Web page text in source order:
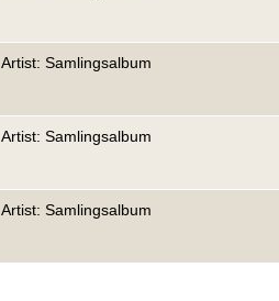
Artist: Samlingsalbum
Artist: Samlingsalbum
Artist: Samlingsalbum